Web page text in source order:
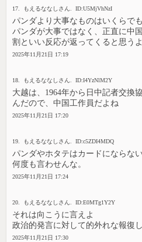
17. もえるななしさん. ID:U5MjVhNzI
パンダより大事なものはいくらで
パンダが大事ではなく、正直に中
割といい反応が返ってくると思うよ
2025年11月21日 17:19
18. もえるななしさん. ID:I4YzNlM2Y
大越は、1964年から日中記者交換
んだので、中国工作員だよね
2025年11月21日 17:20
19. もえるななしさん. ID:c5ZDI4MDQ
パンダやホタテはカードにならな
何度も言わせんな。
2025年11月21日 17:24
20. もえるななしさん. ID:E0MTg1Y2Y
それは向こうに言えよ
政治的発言に対して的外れな報復
2025年11月21日 17:30